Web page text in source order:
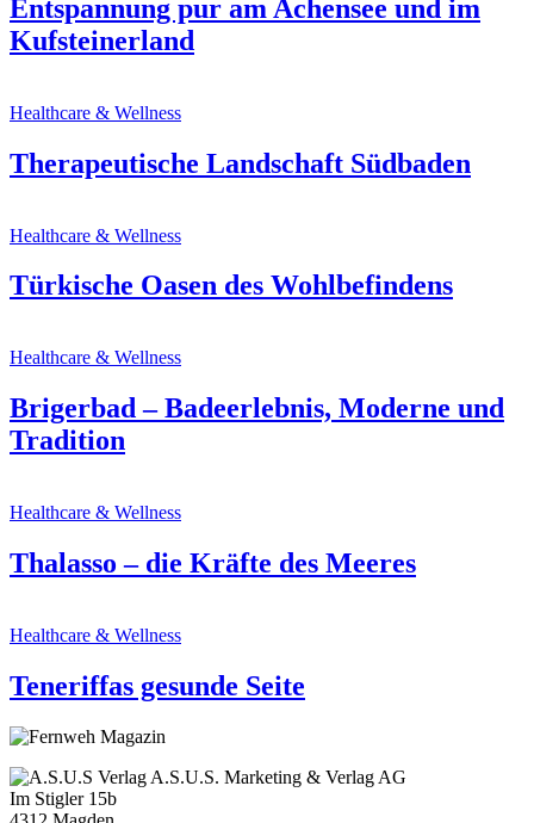
Entspannung pur am Achensee und im
Kufsteinerland
Healthcare & Wellness
Therapeutische Landschaft Südbaden
Healthcare & Wellness
Türkische Oasen des Wohlbefindens
Healthcare & Wellness
Brigerbad – Badeerlebnis, Moderne und
Tradition
Healthcare & Wellness
Thalasso – die Kräfte des Meeres
Healthcare & Wellness
Teneriffas gesunde Seite
A.S.U.S. Marketing & Verlag AG
Im Stigler 15b